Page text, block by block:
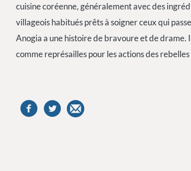
cuisine coréenne, généralement avec des
villageois habitués prêts à soigner ceux qui
Anogia a une histoire de bravoure et de drame.
comme représailles pour les actions des